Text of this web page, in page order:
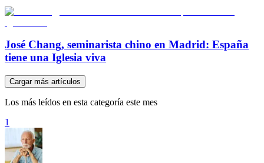
José Chang, seminarista chino en Madrid: España
tiene una Iglesia viva
Cargar más artículos
Los más leídos en esta categoría este mes
1